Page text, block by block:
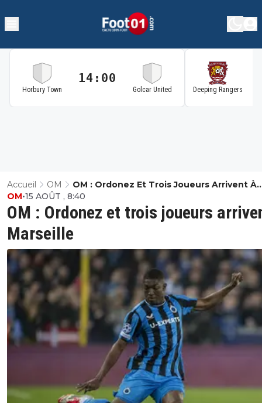
Horbury Town
14:00
Golcar United Deeping Rangers
Accueil OM
OM : Ordonez Et Trois Joueurs Arrivent À
Marseille
OM : Ordonez et trois joueurs
Marseille
OM•15 AOÛT , 8:40